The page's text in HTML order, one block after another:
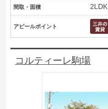
間取・面積 2LDK
アピールポイント
コルティーレ駒場